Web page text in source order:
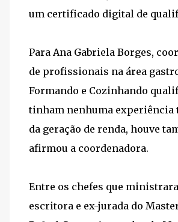
um certificado digital de
Para Ana Gabriela Borges,
de profissionais na área
Formando e Cozinhando
tinham nenhuma experiência
da geração de renda, houve
afirmou a coordenadora.
Entre os chefes que
escritora e ex-jurada do